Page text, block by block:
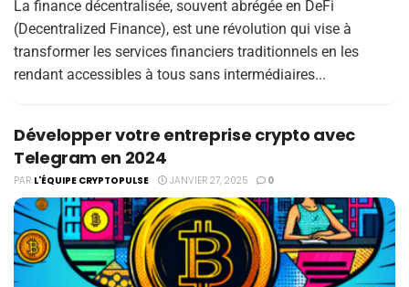
La finance décentralisée, souvent abrégée en DeFi
(Decentralized Finance), est une révolution qui vise à
transformer les services financiers traditionnels en les
rendant accessibles à tous sans intermédiaires...
Développer votre entreprise crypto avec
Telegram en 2024
PAR L'ÉQUIPE CRYPTOPULSE JANVIER 27, 2025 0